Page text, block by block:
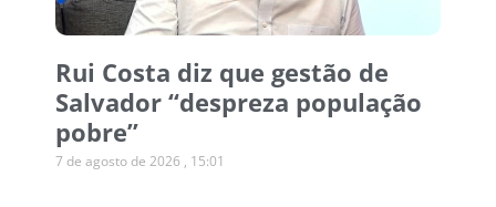
Rui Costa diz que gestão de
Salvador “despreza população
pobre”
7 de agosto de 2026 15:01